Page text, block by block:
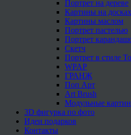
Портрет на дереве
Картины на досках
Картины маслом
Портрет пастелью
Портрет
Скетч
Портрет в стиле
WPAP
ГРАНЖ
Поп Арт
Art Brush
Модульные
3D фигурка по фото
Идеи подарков
Контакты